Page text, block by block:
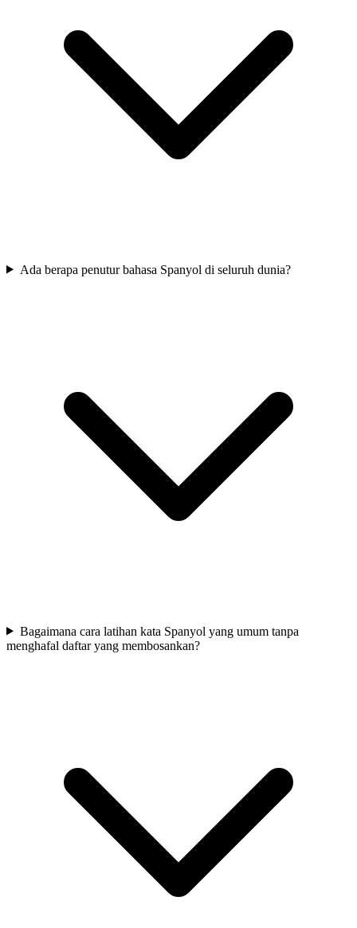
Ada berapa penutur bahasa Spanyol di seluruh dunia?
Bagaimana cara latihan kata Spanyol yang umum tanpa
menghafal daftar yang membosankan?